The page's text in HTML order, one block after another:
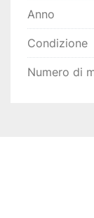
Anno
Condizione
Numero di